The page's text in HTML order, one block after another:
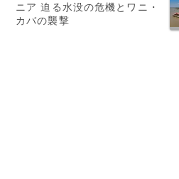
ニア 迫る水没の危機とワニ・
カバの襲撃